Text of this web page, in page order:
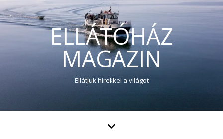
ELLÁTÓHÁZ
MAGAZIN
Ellátjuk hírekkel a világot